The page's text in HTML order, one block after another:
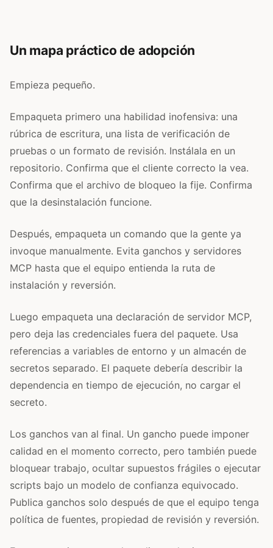
Un mapa práctico de adopción
Empieza pequeño.
Empaqueta primero una habilidad inofensiva: una
rúbrica de escritura, una lista de verificación de
pruebas o un formato de revisión. Instálala en un
repositorio. Confirma que el cliente correcto la vea.
Confirma que el archivo de bloqueo la fije. Confirma
que la desinstalación funcione.
Después, empaqueta un comando que la gente ya
invoque manualmente. Evita ganchos y servidores
MCP hasta que el equipo entienda la ruta de
instalación y reversión.
Luego empaqueta una declaración de servidor MCP,
pero deja las credenciales fuera del paquete. Usa
referencias a variables de entorno y un almacén de
secretos separado. El paquete debería describir la
dependencia en tiempo de ejecución, no cargar el
secreto.
Los ganchos van al final. Un gancho puede imponer
calidad en el momento correcto, pero también puede
bloquear trabajo, ocultar supuestos frágiles o ejecutar
scripts bajo un modelo de confianza equivocado.
Publica ganchos solo después de que el equipo tenga
política de fuentes, propiedad de revisión y reversión.